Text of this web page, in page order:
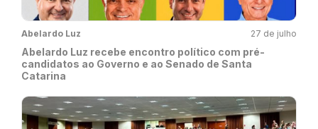
Abelardo Luz 27 de julho
Abelardo Luz recebe encontro político com pré-
candidatos ao Governo e ao Senado de Santa
Catarina